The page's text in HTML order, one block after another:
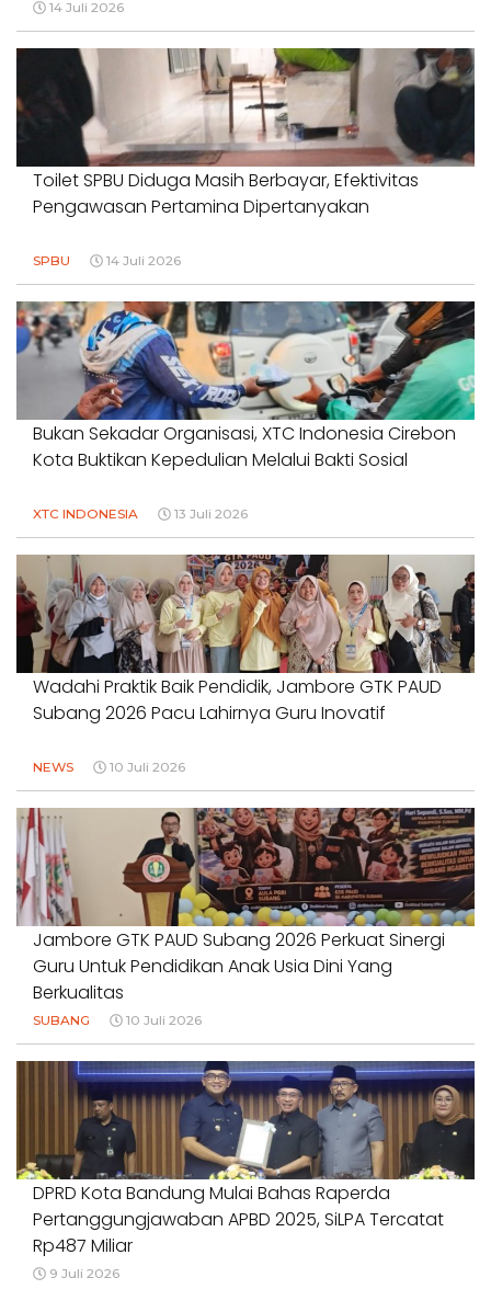
14 Juli 2026
Toilet SPBU Diduga Masih Berbayar, Efektivitas
Pengawasan Pertamina Dipertanyakan
SPBU 14 Juli 2026
Bukan Sekadar Organisasi, XTC Indonesia Cirebon
Kota Buktikan Kepedulian Melalui Bakti Sosial
XTC INDONESIA 13 Juli 2026
Wadahi Praktik Baik Pendidik, Jambore GTK PAUD
Subang 2026 Pacu Lahirnya Guru Inovatif
NEWS 10 Juli 2026
Jambore GTK PAUD Subang 2026 Perkuat Sinergi
Guru Untuk Pendidikan Anak Usia Dini Yang
Berkualitas
SUBANG 10 Juli 2026
DPRD Kota Bandung Mulai Bahas Raperda
Pertanggungjawaban APBD 2025, SiLPA Tercatat
Rp487 Miliar
9 Juli 2026